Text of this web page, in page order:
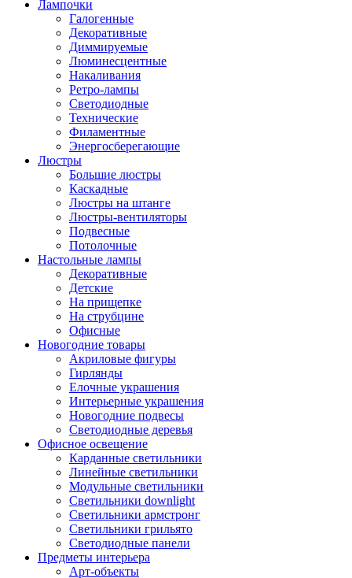
Лампочки
Галогенные
Декоративные
Диммируемые
Люминесцентные
Накаливания
Ретро-лампы
Светодиодные
Технические
Филаментные
Энергосберегающие
Люстры
Большие люстры
Каскадные
Люстры на штанге
Люстры-вентиляторы
Подвесные
Потолочные
Настольные лампы
Декоративные
Детские
На прищепке
На струбцине
Офисные
Новогодние товары
Акриловые фигуры
Гирлянды
Елочные украшения
Интерьерные украшения
Новогодние подвесы
Светодиодные деревья
Офисное освещение
Карданные светильники
Линейные светильники
Модульные светильники
Светильники downlight
Светильники армстронг
Светильники грильято
Светодиодные панели
Предметы интерьера
Арт-объекты